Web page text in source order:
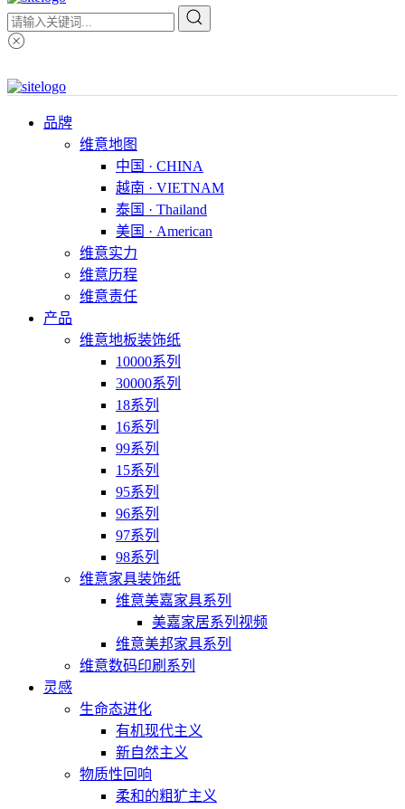
品牌
维意地图
中国 · CHINA
越南 · VIETNAM
泰国 · Thailand
美国 · American
维意实力
维意历程
维意责任
产品
维意地板装饰纸
10000系列
30000系列
18系列
16系列
99系列
15系列
95系列
96系列
97系列
98系列
维意家具装饰纸
维意美嘉家具系列
美嘉家居系列视频
维意美邦家具系列
维意数码印刷系列
灵感
生命态进化
有机现代主义
新自然主义
物质性回响
柔和的粗犷主义